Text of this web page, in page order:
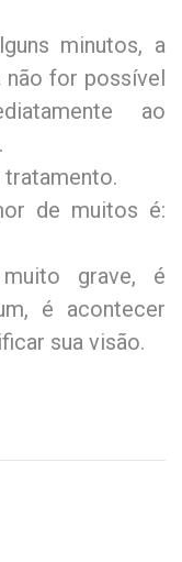
minutos, a
não for possível
ao
tratamento.
de muitos é:
grave, é
é acontecer
sua visão.